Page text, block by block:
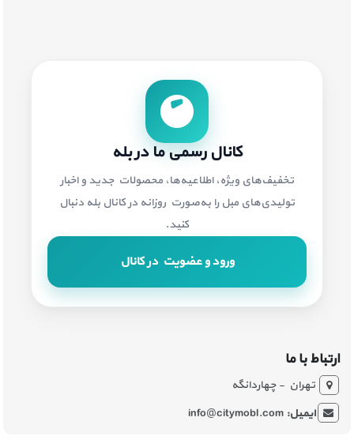
کانال رسمی ما در بله
تخفیف‌های ویژه، اطلاعیه‌ها، محصولات جدید و اخبار
تولیدی‌های مبل را به‌صورت روزانه در کانال بله دنبال
کنید.
ورود و عضویت در کانال
ارتباط با ما
تهران - چهاردانگه
ایمیل:info@citymobl.com